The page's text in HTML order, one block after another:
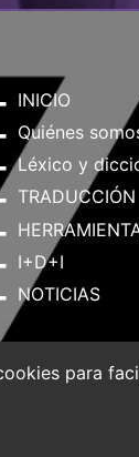
INICIO
Quiénes
Léxico y
TRADUCCIÓN
I+D+I
NOTICIAS
Política
para